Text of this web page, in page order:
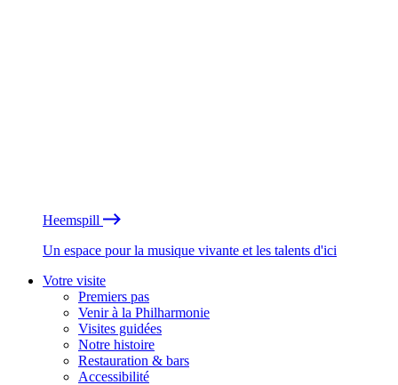
Heemspill
Un espace pour la musique vivante et les talents d'ici
Votre visite
Premiers pas
Venir à la Philharmonie
Visites guidées
Notre histoire
Restauration & bars
Accessibilité